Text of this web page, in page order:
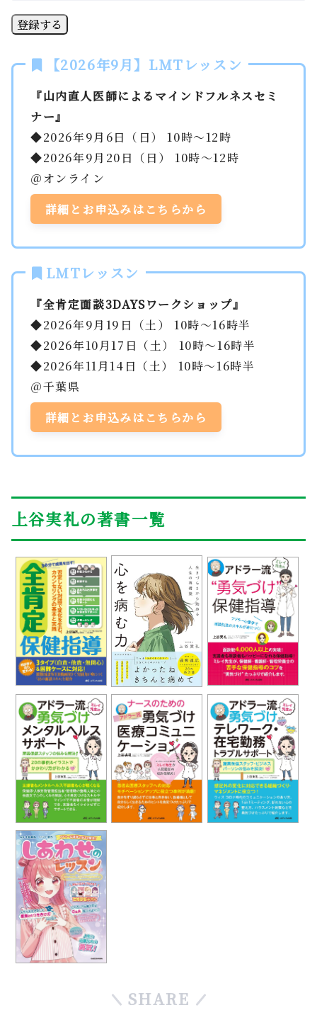
登録する
【2026年9月】LMTレッスン
『山内直人医師によるマインドフルネスセミ
ナー』
◆2026年9月6日（日） 10時～12時
◆2026年9月20日（日） 10時～12時
＠オンライン
詳細とお申込みはこちらから
LMTレッスン
『全肯定面談3DAYSワークショップ』
◆2026年9月19日（土） 10時～16時半
◆2026年10月17日（土） 10時～16時半
◆2026年11月14日（土） 10時～16時半
＠千葉県
詳細とお申込みはこちらから
上谷実礼の著書一覧
SHARE